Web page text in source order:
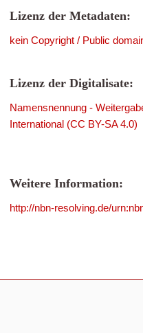
Lizenz der Metadaten:
kein Copyright / Public
Lizenz der Digitalisate:
Namensnennung -
International (CC BY-SA 4.0)
Weitere Information:
http://nbn-resolving.de/